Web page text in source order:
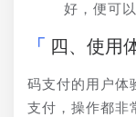
好，便可
四、使用
码支付的用户体
支付，操作都非